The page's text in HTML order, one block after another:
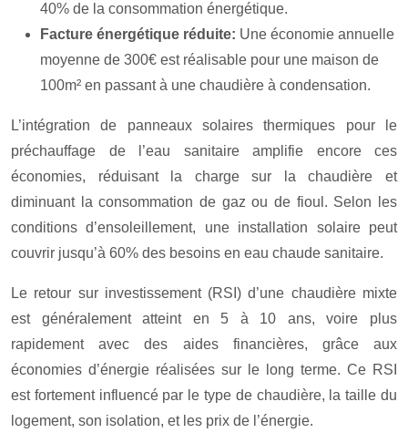
40% de la consommation énergétique.
Facture énergétique réduite: Une économie annuelle
moyenne de 300€ est réalisable pour une maison de
100m² en passant à une chaudière à condensation.
L’intégration de panneaux solaires thermiques pour le
préchauffage de l’eau sanitaire amplifie encore ces
économies, réduisant la charge sur la chaudière et
diminuant la consommation de gaz ou de fioul. Selon les
conditions d’ensoleillement, une installation solaire peut
couvrir jusqu’à 60% des besoins en eau chaude sanitaire.
Le retour sur investissement (RSI) d’une chaudière mixte
est généralement atteint en 5 à 10 ans, voire plus
rapidement avec des aides financières, grâce aux
économies d’énergie réalisées sur le long terme. Ce RSI
est fortement influencé par le type de chaudière, la taille du
logement, son isolation, et les prix de l’énergie.